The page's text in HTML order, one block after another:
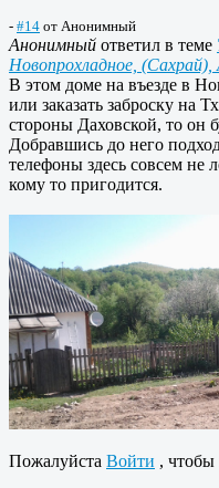
- #14 от Анонимный
Анонимный ответил в теме
Новопрохладное,
В этом доме на въезде в
или заказать заброску на
стороны Даховской, то он
Добравшись до него
телефоны здесь совсем не
кому то пригодится.
Пожалуйста Войти , чтобы